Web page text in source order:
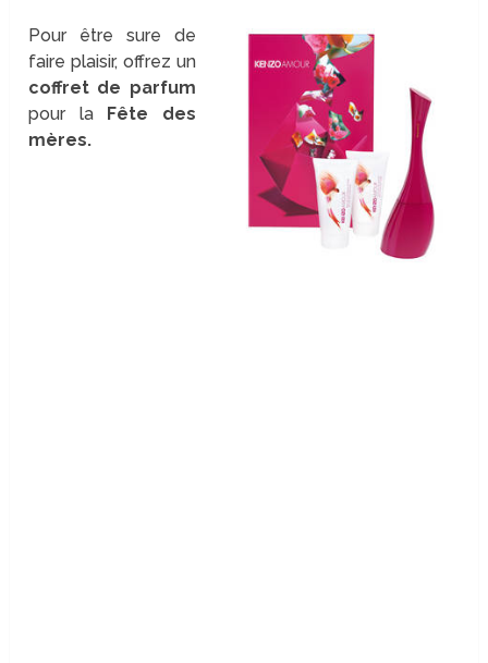
Pour être sure de
faire plaisir, offrez un
coffret de parfum
pour la
Fête des
mères.